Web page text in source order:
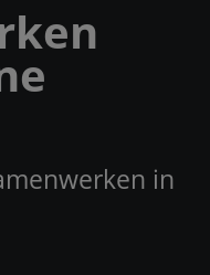
in